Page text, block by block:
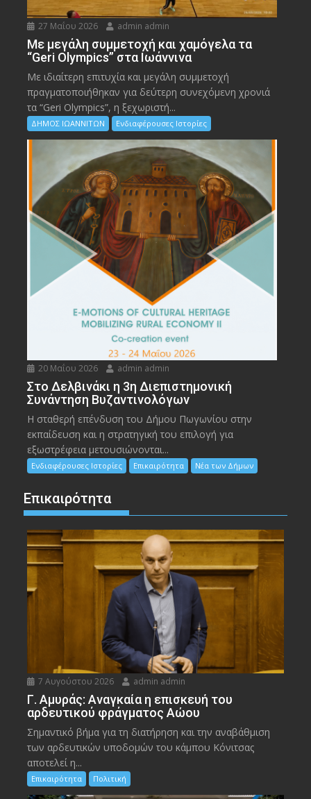
27 Μαΐου 2026 admin admin
Με μεγάλη συμμετοχή και χαμόγελα τα
“Geri Olympics” στα Ιωάννινα
Με ιδιαίτερη επιτυχία και μεγάλη συμμετοχή
πραγματοποιήθηκαν για δεύτερη συνεχόμενη χρονιά
τα “Geri Olympics”, η ξεχωριστή...
ΔΗΜΟΣ ΙΩΑΝΝΙΤΩΝ Ενδιαφέρουσες Ιστορίες
20 Μαΐου 2026 admin admin
Στο Δελβινάκι η 3η Διεπιστημονική
Συνάντηση Βυζαντινολόγων
Η σταθερή επένδυση του Δήμου Πωγωνίου στην
εκπαίδευση και η στρατηγική του επιλογή για
εξωστρέφεια μετουσιώνονται...
Ενδιαφέρουσες Ιστορίες Επικαιρότητα Νέα των Δήμων
Επικαιρότητα
7 Αυγούστου 2026 admin admin
Γ. Αμυράς: Αναγκαία η επισκευή του
αρδευτικού φράγματος Αώου
Σημαντικό βήμα για τη διατήρηση και την αναβάθμιση
των αρδευτικών υποδομών του κάμπου Κόνιτσας
αποτελεί η...
Επικαιρότητα Πολιτική